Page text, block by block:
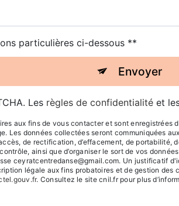
particulières ci-dessous **
Envoyer
Les règles de confidentialité et
aux fins de vous contacter et sont
Les données collectées seront communiquées
de rectification, d’effacement, de
ainsi que d’organiser le sort de vos
ceyratcentredanse@gmail.com. Un justificatif
légale aux fins probatoires et de gestion
. Consultez le site cnil.fr pour plus